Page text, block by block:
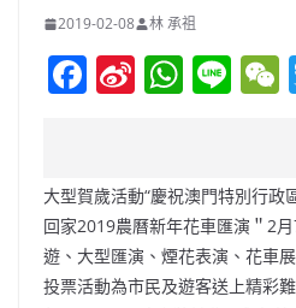
2019-02-08 林 承祖
F
e
b
o
Si
W
ei
b
W
s
A
p
Li
大型賀歲活動“慶祝澳門特別行政
回家2019農曆新年花車匯演＂2
遊、大型匯演、煙花表演、花車
投票活動為市民及遊客送上精彩